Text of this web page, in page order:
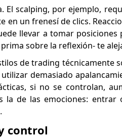
El scalping, por ejemplo,
un frenesí de clics.
llevar a tomar
sobre la reflexión- te
de trading técnicamente
demasiado
si no se controlan,
la de las emociones:
control